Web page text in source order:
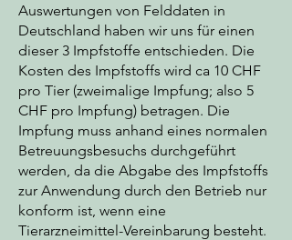
Auswertungen von Felddaten in
Deutschland haben wir uns für einen
dieser 3 Impfstoffe entschieden. Die
Kosten des Impfstoffs wird ca 10 CHF
pro Tier (zweimalige Impfung; also 5
CHF pro Impfung) betragen. Die
Impfung muss anhand eines normalen
Betreuungsbesuchs durchgeführt
werden, da die Abgabe des Impfstoffs
zur Anwendung durch den Betrieb nur
konform ist, wenn eine
Tierarzneimittel-Vereinbarung besteht.